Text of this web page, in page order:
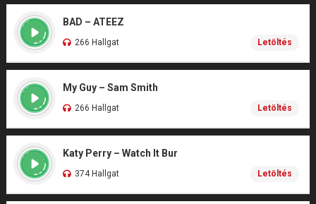
BAD – ATEEZ
266 Hallgat Letöltés
My Guy – Sam Smith
266 Hallgat Letöltés
Katy Perry – Watch It Bur
374 Hallgat Letöltés